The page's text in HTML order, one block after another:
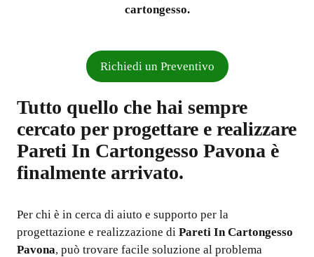
cartongesso.
Richiedi un Preventivo
Tutto quello che hai sempre
cercato per progettare e realizzare
Pareti In Cartongesso Pavona è
finalmente arrivato.
Per chi è in cerca di aiuto e supporto per la
progettazione e realizzazione di Pareti In Cartongesso
Pavona, può trovare facile soluzione al problema